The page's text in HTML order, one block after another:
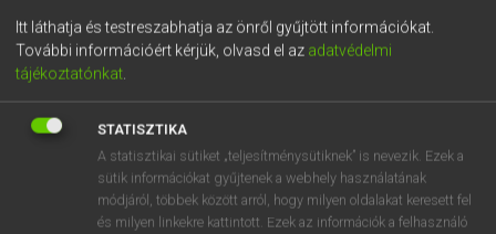
KERESÉS
Díjmentes angol szótár
aerogramme fn aerogram
Itt láthatja és testreszabhatja az önről gyűjtött információkat.
További információért kérjük, olvasd el az adatvédelmi
tájékoztatónkat
STATISZTIKA
A statisztikai sütiket „teljesítménysütiknek” is nevezik. Ezek a
sütik információkat gyűjtenek a webhely használatának
módjáról, többek között arról, hogy milyen oldalakat keresett fel
és milyen linkekre kattintott. Ezek az információk a felhasználó
GR
5 6 7 8 9 ö ü ó
r t z u i o p ő ú
k l ű
n m , . AltGr